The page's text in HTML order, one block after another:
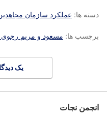
دسته ها: عملکرد سازمان
برچسب ها: مسعود و مریم رجوی
یک
انجمن نجات